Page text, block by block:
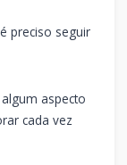
preciso seguir
aspecto
cada vez